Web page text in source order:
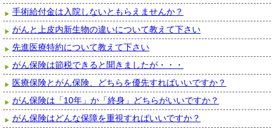
手術給付金は入院しないともらえませんか？
がんと上皮内新生物の違いについて教えて下さい
先進医療特約について教えて下さい
がん保険は節税できると聞きましたが・・・
医療保険とがん保険、どちらを優先すればいいですか？
がん保険は「10年」か「終身」どちらがいいですか？
がん保険はどんな保障を重視すればいいですか？